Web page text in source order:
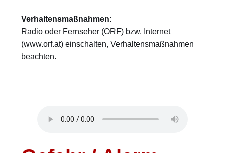
Verhaltensmaßnahmen:
Radio oder Fernseher (ORF) bzw. Internet
(www.orf.at) einschalten, Verhaltensmaßnahmen
beachten.